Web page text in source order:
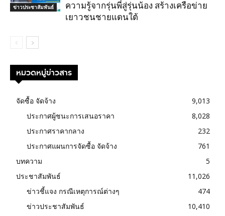
ข่าวประชาสัมพันธ์
ความรู้จากรุ่นพี่สู่รุ่นน้อง สร้างเครือข่าย
เยาวชนชายแดนใต้
หมวดหมู่ข่าวสาร
จัดซื้อ จัดจ้าง
9,013
ประกาศผู้ชนะการเสนอราคา
8,028
ประกาศราคากลาง
232
ประกาศแผนการจัดซื้อ จัดจ้าง
761
บทความ
5
ประชาสัมพันธ์
11,026
ข่าวชี้แจง กรณีเหตุการณ์ต่างๆ
474
ข่าวประชาสัมพันธ์
10,410